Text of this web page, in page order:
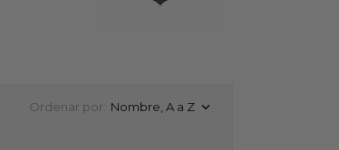
Ordenar por: Nombre, A a Z 